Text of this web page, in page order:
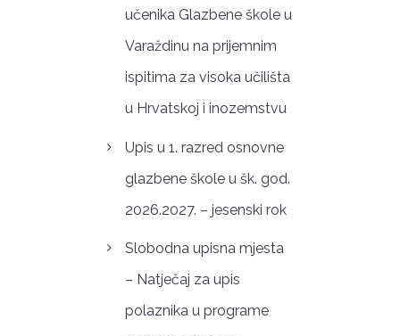
učenika Glazbene škole u
Varaždinu na prijemnim
ispitima za visoka učilišta
u Hrvatskoj i inozemstvu
Upis u 1. razred osnovne
glazbene škole u šk. god.
2026.2027. – jesenski rok
Slobodna upisna mjesta
– Natječaj za upis
polaznika u programe